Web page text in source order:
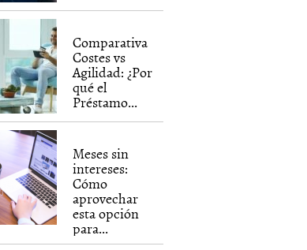
Comparativa
Costes vs
Agilidad: ¿Por
qué el
Préstamo...
Meses sin
intereses:
Cómo
aprovechar
esta opción
para...